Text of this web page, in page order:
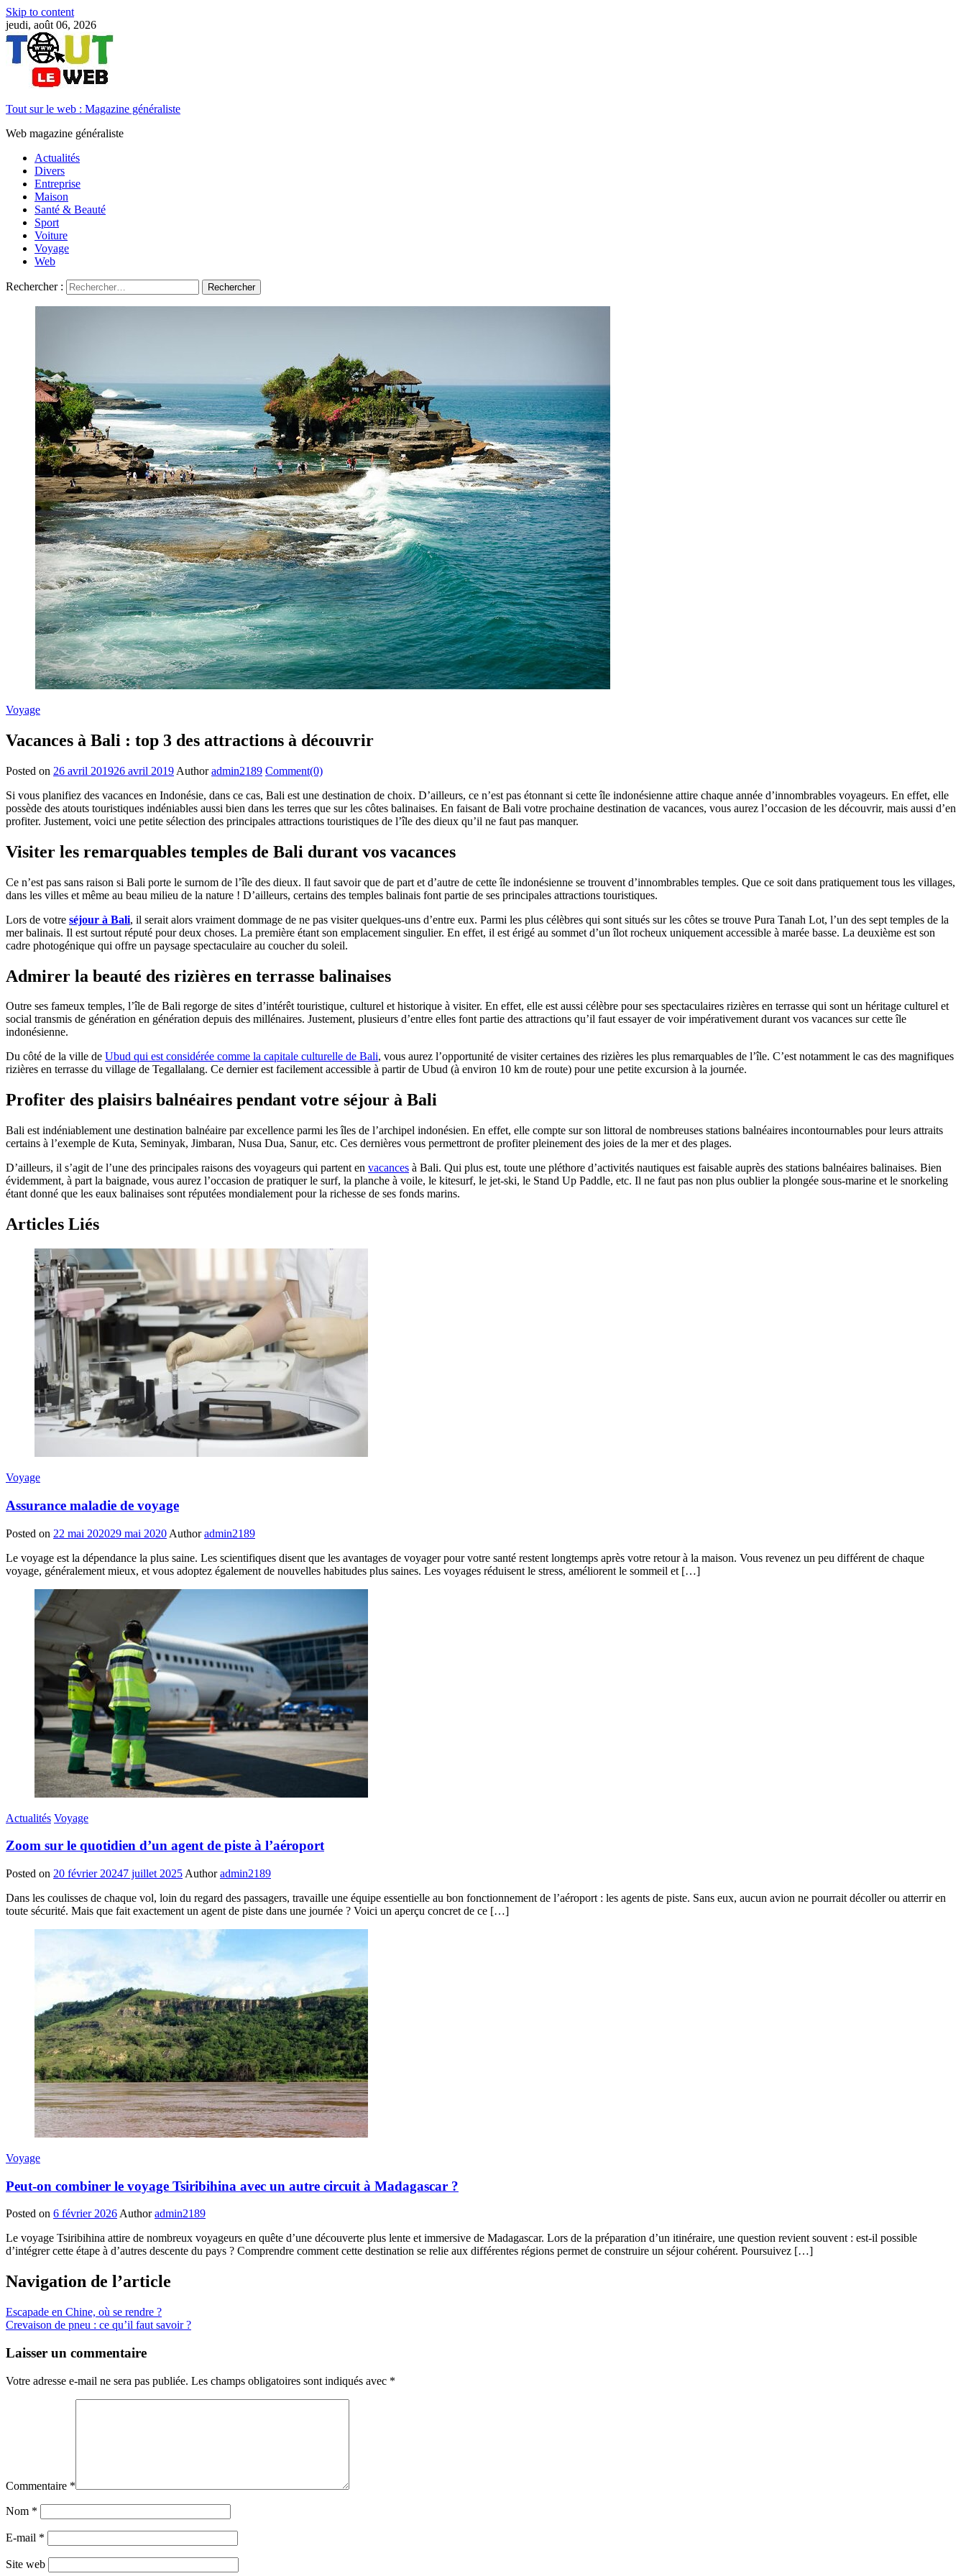
Skip to content
jeudi, août 06, 2026
Tout sur le web : Magazine généraliste
Web magazine généraliste
Actualités
Divers
Entreprise
Maison
Santé & Beauté
Sport
Voiture
Voyage
Web
Rechercher :
Voyage
Vacances à Bali : top 3 des attractions à découvrir
Posted on 26 avril 201926 avril 2019 Author admin2189 Comment(0)
Si vous planifiez des vacances en Indonésie, dans ce cas, Bali est une destination de choix. D’ailleurs, ce n’est pas étonnant si cette île indonésienne attire chaque année d’innombrables voyageurs. En effet, elle
possède des atouts touristiques indéniables aussi bien dans les terres que sur les côtes balinaises. En faisant de Bali votre prochaine destination de vacances, vous aurez l’occasion de les découvrir, mais aussi d’en
profiter. Justement, voici une petite sélection des principales attractions touristiques de l’île des dieux qu’il ne faut pas manquer.
Visiter les remarquables temples de Bali durant vos vacances
Ce n’est pas sans raison si Bali porte le surnom de l’île des dieux. Il faut savoir que de part et d’autre de cette île indonésienne se trouvent d’innombrables temples. Que ce soit dans pratiquement tous les villages,
dans les villes et même au beau milieu de la nature ! D’ailleurs, certains des temples balinais font partie de ses principales attractions touristiques.
Lors de votre séjour à Bali, il serait alors vraiment dommage de ne pas visiter quelques-uns d’entre eux. Parmi les plus célèbres qui sont situés sur les côtes se trouve Pura Tanah Lot, l’un des sept temples de la
mer balinais. Il est surtout réputé pour deux choses. La première étant son emplacement singulier. En effet, il est érigé au sommet d’un îlot rocheux uniquement accessible à marée basse. La deuxième est son
cadre photogénique qui offre un paysage spectaculaire au coucher du soleil.
Admirer la beauté des rizières en terrasse balinaises
Outre ses fameux temples, l’île de Bali regorge de sites d’intérêt touristique, culturel et historique à visiter. En effet, elle est aussi célèbre pour ses spectaculaires rizières en terrasse qui sont un héritage culturel et
social transmis de génération en génération depuis des millénaires. Justement, plusieurs d’entre elles font partie des attractions qu’il faut essayer de voir impérativement durant vos vacances sur cette île
indonésienne.
Du côté de la ville de Ubud qui est considérée comme la capitale culturelle de Bali, vous aurez l’opportunité de visiter certaines des rizières les plus remarquables de l’île. C’est notamment le cas des magnifiques
rizières en terrasse du village de Tegallalang. Ce dernier est facilement accessible à partir de Ubud (à environ 10 km de route) pour une petite excursion à la journée.
Profiter des plaisirs balnéaires pendant votre séjour à Bali
Bali est indéniablement une destination balnéaire par excellence parmi les îles de l’archipel indonésien. En effet, elle compte sur son littoral de nombreuses stations balnéaires incontournables pour leurs attraits
certains à l’exemple de Kuta, Seminyak, Jimbaran, Nusa Dua, Sanur, etc. Ces dernières vous permettront de profiter pleinement des joies de la mer et des plages.
D’ailleurs, il s’agit de l’une des principales raisons des voyageurs qui partent en vacances à Bali. Qui plus est, toute une pléthore d’activités nautiques est faisable auprès des stations balnéaires balinaises. Bien
évidemment, à part la baignade, vous aurez l’occasion de pratiquer le surf, la planche à voile, le kitesurf, le jet-ski, le Stand Up Paddle, etc. Il ne faut pas non plus oublier la plongée sous-marine et le snorkeling
étant donné que les eaux balinaises sont réputées mondialement pour la richesse de ses fonds marins.
Articles Liés
Voyage
Assurance maladie de voyage
Posted on 22 mai 202029 mai 2020 Author admin2189
Le voyage est la dépendance la plus saine. Les scientifiques disent que les avantages de voyager pour votre santé restent longtemps après votre retour à la maison. Vous revenez un peu différent de chaque
voyage, généralement mieux, et vous adoptez également de nouvelles habitudes plus saines. Les voyages réduisent le stress, améliorent le sommeil et […]
Actualités Voyage
Zoom sur le quotidien d’un agent de piste à l’aéroport
Posted on 20 février 20247 juillet 2025 Author admin2189
Dans les coulisses de chaque vol, loin du regard des passagers, travaille une équipe essentielle au bon fonctionnement de l’aéroport : les agents de piste. Sans eux, aucun avion ne pourrait décoller ou atterrir en
toute sécurité. Mais que fait exactement un agent de piste dans une journée ? Voici un aperçu concret de ce […]
Voyage
Peut-on combiner le voyage Tsiribihina avec un autre circuit à Madagascar ?
Posted on 6 février 2026 Author admin2189
Le voyage Tsiribihina attire de nombreux voyageurs en quête d’une découverte plus lente et immersive de Madagascar. Lors de la préparation d’un itinéraire, une question revient souvent : est-il possible
d’intégrer cette étape à d’autres descente du pays ? Comprendre comment cette destination se relie aux différentes régions permet de construire un séjour cohérent. Poursuivez […]
Navigation de l’article
Escapade en Chine, où se rendre ?
Crevaison de pneu : ce qu’il faut savoir ?
Laisser un commentaire
Votre adresse e-mail ne sera pas publiée. Les champs obligatoires sont indiqués avec *
Commentaire *
Nom *
E-mail *
Site web